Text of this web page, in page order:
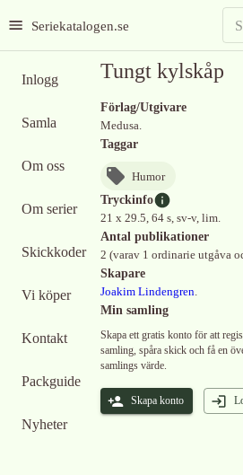
Seriekatalogen.se
Inlogg
Samla
Om oss
Om serier
Skickkoder
Vi köper
Kontakt
Packguide
Nyheter
Tungt kylskåp
Förlag/Utgivare
Medusa.
Taggar
Humor
Tryckinfo
21 x 29.5, 64 s, sv-v, lim.
Antal publikationer
2 (varav 1 ordinarie utgåva
Skapare
Joakim Lindengren.
Min samling
Skapa ett gratis konto för att
samling, spåra skick och få en
samlings värde.
Skapa konto